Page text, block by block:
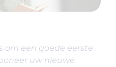
om een goede eerste
uw nieuwe